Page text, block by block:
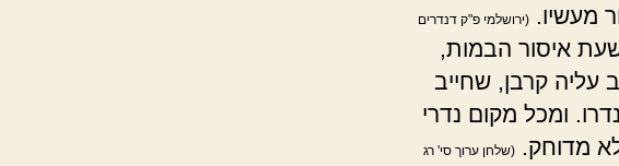
מעשיו. (ירושלמי פ"ק דנדרים
איסור הבמות,
עליה קרבן, שחייב
ומכל מקום נדרי
מדוחק. (שלחן ערוך סי' רג